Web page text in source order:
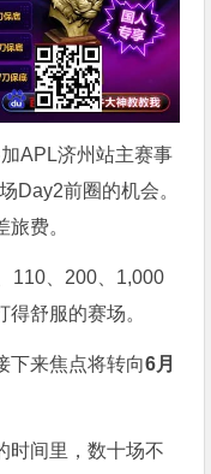
APL济州站主赛事
Day2前圈的机会。
费。
110、200、1,000
舒服的赛场。
下来焦点将转向6月
时间里，数十场不